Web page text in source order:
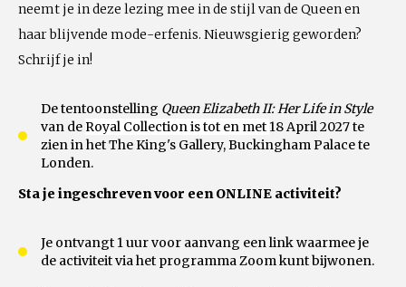
neemt je in deze lezing mee in de stijl van de Queen en
haar blijvende mode-erfenis. Nieuwsgierig geworden?
Schrijf je in!
De tentoonstelling Queen Elizabeth II: Her Life in Style
van deRoyal Collection is tot en met 18 April 2027 te
zien in het The King's Gallery, Buckingham Palace te
Londen.
Sta je ingeschreven voor een ONLINE activiteit?
Je ontvangt 1 uur voor aanvang een link waarmee je
de activiteit via het programma Zoom kunt bijwonen.